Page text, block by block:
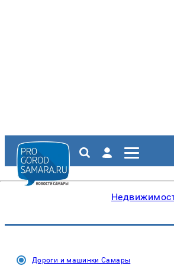
Дороги и машинки Самары